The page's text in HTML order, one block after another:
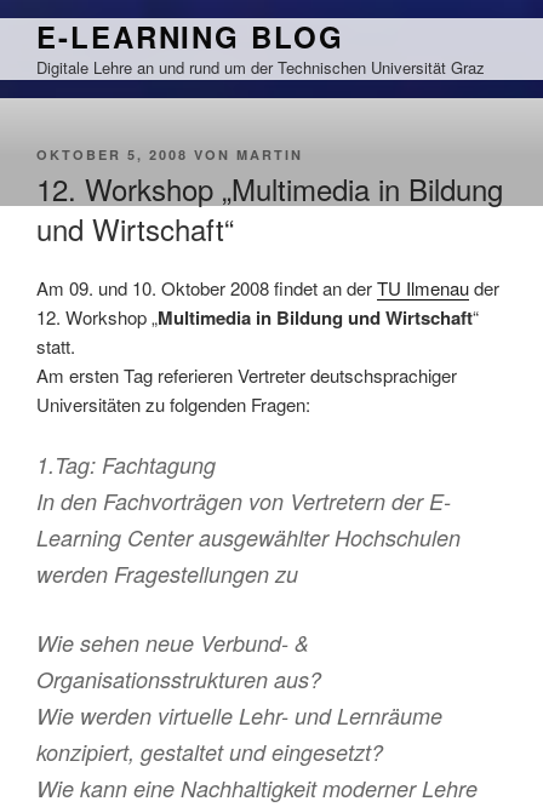
Zum
springen
E-LEARNING BLOG
Digitale Lehre an und rund um der Technischen Universität Graz
VERÖFFENTLICHT
OKTOBER 5, 2008 VON MARTIN
12. Workshop „Multimedia in Bildung
und Wirtschaft“
Am 09. und 10. Oktober 2008 findet an derTU Ilmenauder
12. Workshop „Multimedia in Bildung und Wirtschaft“
statt.
Am ersten Tag referieren Vertreter deutschsprachiger
Universitäten zu folgenden Fragen:
1.Tag: Fachtagung
In den Fachvorträgen von Vertretern der E-
Learning Center ausgewählter Hochschulen
werden Fragestellungen zu
Wie sehen neue Verbund- &
Organisationsstrukturen aus?
Wie werden virtuelle Lehr- und Lernräume
konzipiert, gestaltet und eingesetzt?
Wie kann eine Nachhaltigkeit moderner Lehre